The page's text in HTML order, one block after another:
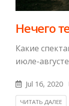
Нечего
Какие
июле-
Jul 16, 2020
ЧИТАТЬ ДАЛЕЕ